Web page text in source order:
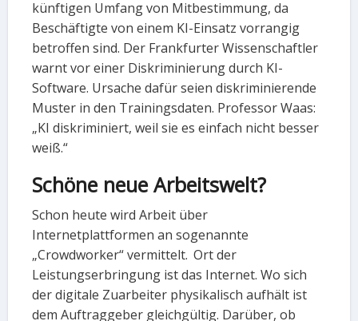
künftigen Umfang von Mitbestimmung, da
Beschäftigte von einem KI-Einsatz vorrangig
betroffen sind. Der Frankfurter Wissenschaftler
warnt vor einer Diskriminierung durch KI-
Software. Ursache dafür seien diskriminierende
Muster in den Trainingsdaten. Professor Waas:
„KI diskriminiert, weil sie es einfach nicht besser
weiß.“
Schöne neue Arbeitswelt?
Schon heute wird Arbeit über
Internetplattformen an sogenannte
„Crowdworker“ vermittelt. Ort der
Leistungserbringung ist das Internet. Wo sich
der digitale Zuarbeiter physikalisch aufhält ist
dem Auftraggeber gleichgültig. Darüber, ob